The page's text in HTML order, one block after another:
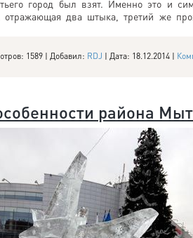
город был взят. Именно это и
отражающая два штыка, третий же
1589 | Добавил: RDJ | Дата: 18.12.2014 |
района